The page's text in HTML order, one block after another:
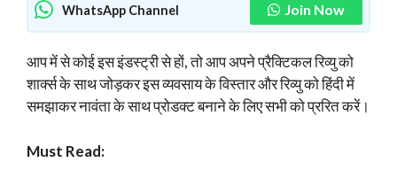
WhatsApp Channel Join Now
आप में से कोई इस इंडस्ट्री से हों, तो आप अपने प्रैक्टिकल रिव्यु को
शार्क्स के साथ जोड़कर इस व्यवसाय के विस्तार और रिव्यु को हिंदी में
समझाकर नावंता के साथ प्रोडक्ट बनाने के लिए सभी को प्ररित करें।
Must Read: